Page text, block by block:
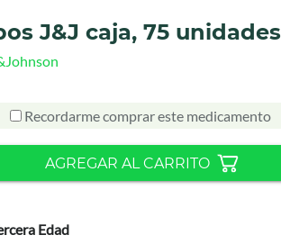
J&J caja, 75 unidades
Recordarme comprar este medicamento
AGREGAR AL CARRITO
Edad